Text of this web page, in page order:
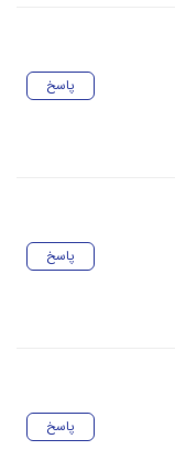
پاسخ
پاسخ
پاسخ